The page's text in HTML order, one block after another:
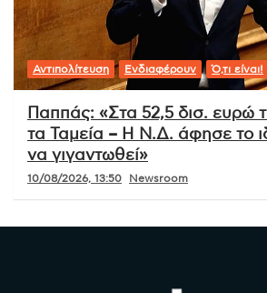
Αντιπολίτευση Ενδιαφέρουν Ό,τι είναι!
Παππάς: «Στα 52,5 δισ. ευρώ
τα Ταμεία – Η Ν.Δ. άφησε το
να γιγαντωθεί»
10/08/2026, 13:50 Newsroom